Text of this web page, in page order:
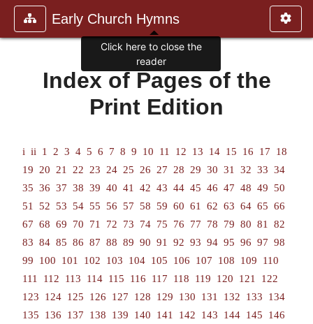
Early Church Hymns
Index of Pages of the
Print Edition
i ii 1 2 3 4 5 6 7 8 9 10 11 12 13 14 15 16 17 18
19 20 21 22 23 24 25 26 27 28 29 30 31 32 33 34
35 36 37 38 39 40 41 42 43 44 45 46 47 48 49 50
51
52 53 54 55 56 57 58 59 60 61 62 63 64 65 66
67 68 69 70 71 72 73 74 75 76 77 78 79 80 81
82
83 84 85 86 87 88 89 90 91 92 93 94 95 96 97 98
99 100 101 102 103 104 105 106 107 108 109 110
111
112 113 114 115 116 117 118 119 120 121
122
123 124 125 126 127 128 129 130 131 132 133 134
135 136 137 138 139 140 141 142 143 144 145 146
Click here to close the
reader